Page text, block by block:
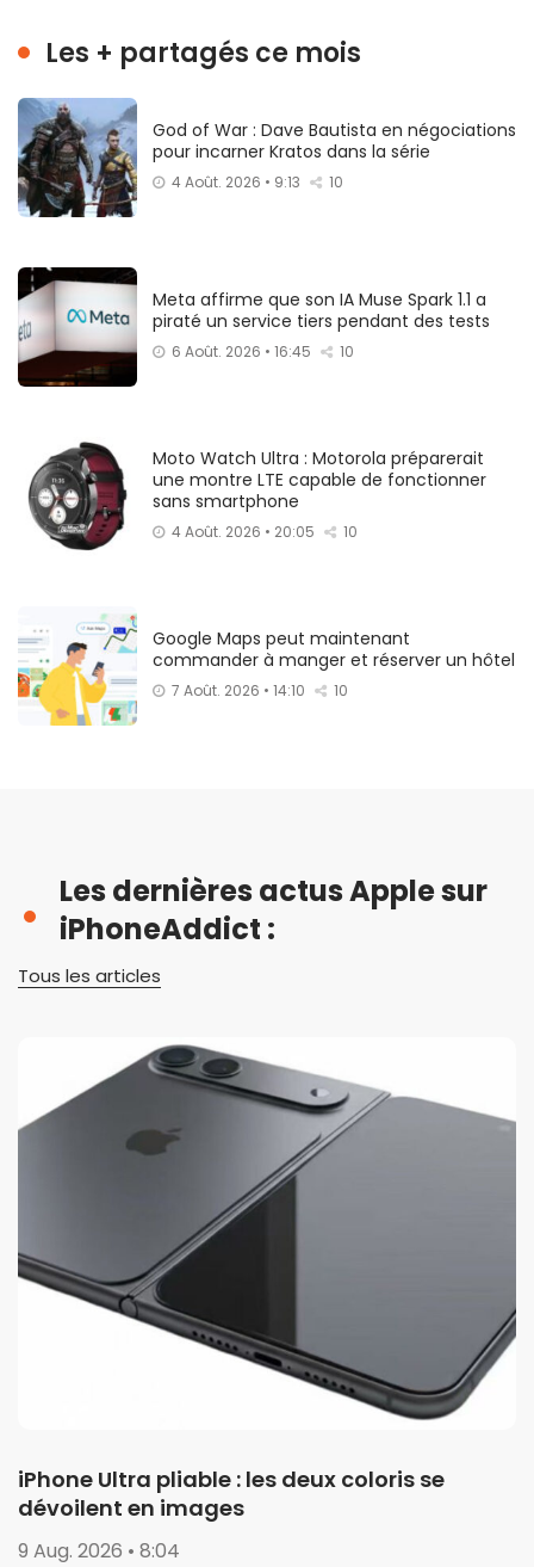
Les + partagés ce mois
God of War : Dave Bautista en négociations
pour incarner Kratos dans la série
4 Août. 2026 • 9:13 10
Meta affirme que son IA Muse Spark 1.1 a
piraté un service tiers pendant des tests
6 Août. 2026 • 16:45 10
Moto Watch Ultra : Motorola préparerait
une montre LTE capable de fonctionner
sans smartphone
4 Août. 2026 • 20:05 10
Google Maps peut maintenant
commander à manger et réserver un hôtel
7 Août. 2026 • 14:10 10
Les dernières actus Apple sur
iPhoneAddict :
Tous les articles
iPhone Ultra pliable : les deux coloris se
dévoilent en images
9 Aug. 2026 • 8:04